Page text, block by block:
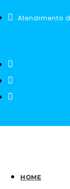
Atendimento
HOME